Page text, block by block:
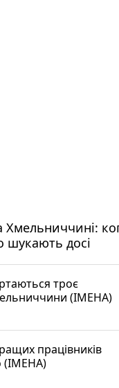
Хмельниччині:
шукають досі
троє
(ІМЕНА)
працівників
(ІМЕНА)